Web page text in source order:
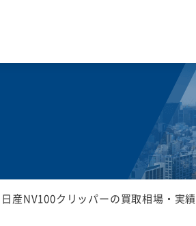
日産NV100クリッパーの買取相場・実績